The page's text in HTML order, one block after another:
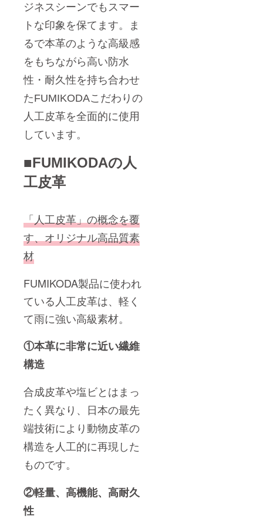
ジネスシーンでもスマー
トな印象を保てます。ま
るで本革のような高級感
をもちながら高い防水
性・耐久性を持ち合わせ
たFUMIKODAこだわりの
人工皮革を全面的に使用
しています。
■FUMIKODAの人
工皮革
「人工皮革」の概念を覆
す、オリジナル高品質素
材
FUMIKODA製品に使われ
ている人工皮革は、軽く
て雨に強い高級素材。
①本革に非常に近い繊維
構造
合成皮革や塩ビとはまっ
たく異なり、日本の最先
端技術により動物皮革の
構造を人工的に再現した
ものです。
②軽量、高機能、高耐久
性